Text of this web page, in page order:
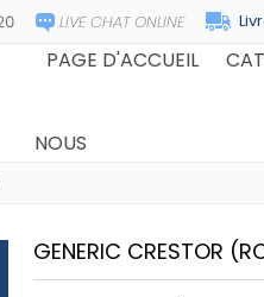
PAGE D'ACCUEIL
NOUS
GENERIC CRESTOR